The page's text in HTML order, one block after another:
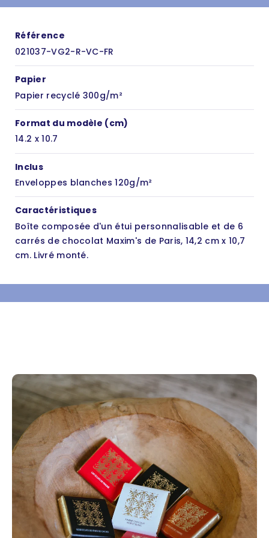
Référence
021037-VG2-R-VC-FR
Papier
Papier recyclé 300g/m²
Format du modèle (cm)
14.2 x 10.7
Inclus
Enveloppes blanches 120g/m²
Caractéristiques
Boîte composée d'un étui personnalisable et de 6
carrés de chocolat Maxim's de Paris, 14,2 cm x 10,7
cm. Livré monté.